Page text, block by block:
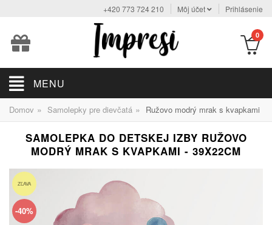
+420 773 724 210 Môj účet Prihlásenie
0
MENU
Domov » Samolepky pre dievčatá » Ružovo modrý mrak s kvapkami
SAMOLEPKA DO DETSKEJ IZBY RUŽOVO
MODRÝ MRAK S KVAPKAMI - 39X22CM
ZĽAVA
-40%